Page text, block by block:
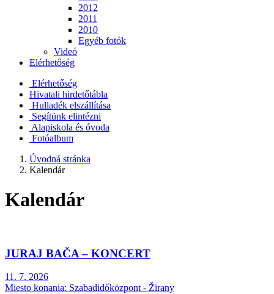
2012
2011
2010
Egyéb fotók
Videó
Elérhetőség
Elérhetőség
Hivatali hirdetőtábla
Hulladék elszállítása
Segítünk elintézni
Alapiskola és óvoda
Fotóalbum
Úvodná stránka
Kalendár
Kalendár
JURAJ BAČA – KONCERT
11. 7. 2026
Miesto konania: Szabadidőközpont - Žirany